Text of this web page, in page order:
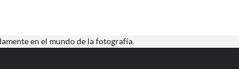
en el mundo de la fotografía.